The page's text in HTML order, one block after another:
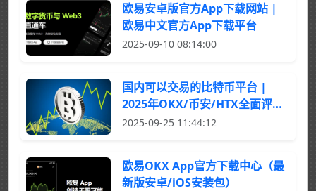
欧易安卓版官方App下载网站 |
欧易中文官方App下载平台
2025-09-10 08:14:00
国内可以交易的比特币平台 |
2025年OKX/币安/HTX全面评测
与选择指南
2025-09-25 11:44:12
欧易OKX App官方下载中心（最
新版安卓/iOS安装包）